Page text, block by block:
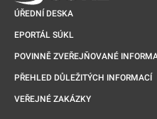
ÚŘEDNÍ DESKA
EPORTÁL SÚKL
POVINNĚ ZVEŘEJŇOVANÉ
PŘEHLED DŮLEŽITÝCH INFORMACÍ
VEŘEJNÉ ZAKÁZKY